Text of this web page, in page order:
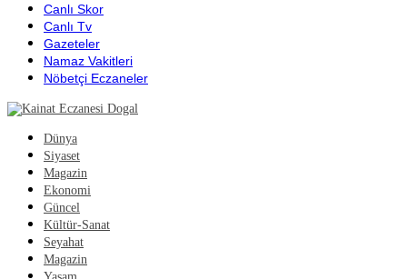
Canlı Skor
Canlı Tv
Gazeteler
Namaz Vakitleri
Nöbetçi Eczaneler
Dünya
Siyaset
Magazin
Ekonomi
Güncel
Kültür-Sanat
Seyahat
Magazin